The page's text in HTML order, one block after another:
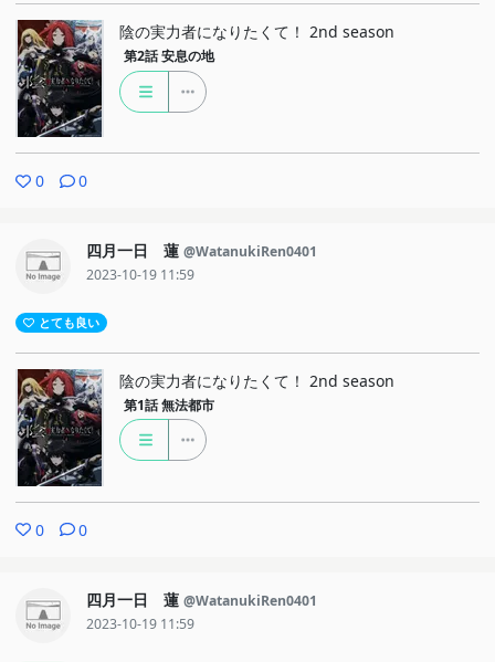
陰の実力者になりたくて！ 2nd season
第2話 安息の地
0 0
四月一日 蓮 @WatanukiRen0401
2023-10-19 11:59
とても良い
陰の実力者になりたくて！ 2nd season
第1話 無法都市
0 0
四月一日 蓮 @WatanukiRen0401
2023-10-19 11:59